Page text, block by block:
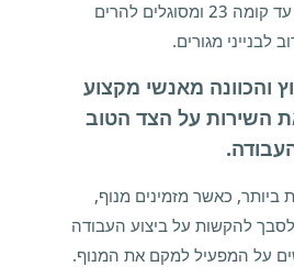
משאות לגובה רב המגיע בגדלים שונים המגיעים עד קומה 23 ומסוגלים להרים
והכוונה מאנשי מקצוע
השירות על הצד הטוב
כאשר מזמינים מנוף,
להקשות על ביצוע העבודה
על המפעיל למקם את המנוף.